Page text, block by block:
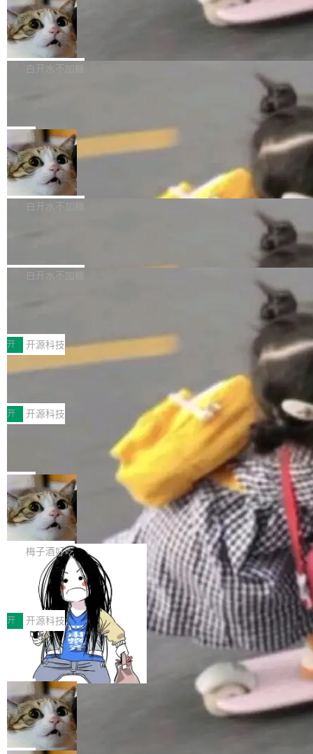
l 迁移或唤醒时，新宿主从 S3 恢复 SQLite 数据
库继续执行。存储库是持久化的唯一真相...
te 17 Pro、OPPO K15，要么是vivo X300 E这
样的次旗舰。 Galaxy Z Fold8 Ultra / Z Fold8 /
Z Flip8三款折叠屏新机均在7月22日发布，且全
部搭载骁龙8 Elite Gen5 for Galaxy，它们本该
本控制系统。目前处于 Early Access 阶段。 De
ltaDB 的核心思路直接写在 landing page 最显
眼的位置：「Software is made between com
mits」——软件是在 commit 之间写出来的。git
是把这段空隙补上。 回退到任何一次编辑：Delt
aDB 捕获 commit 之间的每一次操作，...
SpaceXAI 单季资本开支达 183 亿美元
根据风险投资人Tomer Tunguz 博客（VC 分
析）披露的最新分析与第二季度业绩报告，Spac
微软同期总资本开支的四成。 与亚马逊、Alpha
bet、微软以及 Meta 等传统科技巨头相比，Spa
ceXAI的资金消耗速度尤为引人瞩目。然而，支
撑庞大支出的资金来源却呈现出截然不同的面
貌。数据显示，微软和 Meta 主要依托充沛的经
白开水不加糖
一个在终端里运行的编程 agent；Muse Spark
1.2，驱动这个 agent 的新模型。一句话概括：
你可以用 curl -fsSL https://dev.meta.ai/install.
sh | bash 安装一个能在大项目里自动规划、写
代码、验证结果的 AI 终端工具。 据介绍，Muse
个主 agent 循环，外加一组后台 agent。这些后
局
美团开源 LoHoSearch，用知识图谱校
准 AI 能力认知
机器出题的前提，是让机器拥有全局视野。整个
构建流程可以分为四个环节：建图 → 控制难度
白开水不加糖
库，并将作为transport接入Mooncake TENT。
MPComm将作为一种传输引擎接入Mooncake T
ENT，实现零拷贝传输性能提升30%、非零拷贝
传输性能最高提升5倍。UCL-MPComm底层基
于自研UCL-Engine通信引擎，后续腾讯网平将
持续开源更多基于UCL-Engine的高性能通信组
件。 腾讯网平团队在UCL-MPComm中实现了一
个独立于业务线程的全局通信引擎（Engine），
白开水不加糖
型案例入选名单》，深信服“面向企业研发场景的
开源 AI 编程平台 CoStrict 应用”凭借卓越的技术
创新与落地成效成功入选。 全链路私有化部署，
助力企业AI研发安全落地 当前，越来越多企业已
经开始引入 AI Coding 工具，通过调用公有云模
型或企业内部部署模型提升研发效率。但随着 AI
Coding 从个人辅助工具逐步走向团队级、组织
级应用，企业在规模化落地过程中，对安全性、
可控性和代码质量提出了更高要求。 首先是数据
安全与合规要求。对于大多数普通研发场景，公
有云模型能够满足快速试用和效率提升的需求。
但对于金融、能源、医疗等对数据安全要求较...
开 开源科技
深信服AI算力网关入选工信部人工智能
前不久，工业和信息化部正式发布《2025年人工
智能应用典型案例名单》，集中展示人工智能在
各领域的应用成果，覆盖技术底座、行业赋能、
产品应用、支撑保障、专题等五大方向。深信服
AI算力网关（AI创新平台）成功入选！ 随着各行
各业的Agent走向规模化建设，算力构成形态逐
渐丰富，用户关注的重点也在发生变化：不只是
让AI用起来，还要进一步看清混合算力时代下，
Token花在哪里、算力是否被充分利用，以及持
续增长的AI成本该如何优化。 深信服AI算力网关
正是围绕这些实际问题，从Token治理和成本治
理两个方面，让用户的每一份算力都看得清、管
得住、用得稳、省得下、更安全！ 一、从现在开
始，Token使用一目...
开 开源科技
Jeff Dean 离开 Google：一个时代的结
束，一个实验室的开始
Google 员工编号 20。MapReduce 作者之一。
Bigtable 作者之一。TensorFlow 的作者之一。
Gemini 的架构师。Google 首席科学家。 Jeff D
ean 在 Google 工作了 27 年后，宣布离职。 他
不是一个人走。一同离开的还有 Sanjay Ghema
wat（Google 员工编号 23，Jeff Dean 二十多
年的编程搭档，MapReduce 和 Bigtable 的共同
作者）、Quoc Le（Google 大脑核心成员，Se
q2Seq 和 DocAI 的共同发明人）以及 Oriol Vin
yals（Gemini 联合负责人，AlphaSta...
局
🔥 SolonCode v2026.8.4 发布：界面
字体可调、22 种语言、记忆搜索增强
打开终端就能上岗的全中文编码智能体，这一轮
把「看得清、用母语、记得住」三件事一次补
齐。 SolonCode 是什么 SolonCode 是杭州无
耳科技研发的企业级终端编码智能体——一位全
中文驱动的数字员工，自主理解需求、规划步
骤、编写代码。不挑模型、不挑平台，curl 一行
装完即用。 开源地址：Gitee · GitCode · GitHu
b 安装 支持 Java 8+（8~26）、macOS / Linu
x / Windows / Harmony PC。 # macOS / Linu
x / Harmony PC curl -fsSL https://solon.noea
r.org/solon...
梅子酒好吃
让“代码语义理解”深度释放AI Coding
价值潜能：华为云码道（CodeArts）
代码仓技术解析
一、代码仓深度理解技术的作用与价值 在软件工
程实践中，代码仓是企业核心知识资产的主要载
体。企业级代码仓库通常包含数十万乃至数百万
个文件，其规模远超单次模型调用可承载的上下
文窗口。随着项目规模的持续扩张与代码历史的
不断累积，代码仓中的模块关系、接口契约、业
务逻辑等关键信息往往分散于数十乃至数百个文
件之中，形成高度复杂的知识关联网络。传统的
代码检索手段（如关键词匹配、目录遍历）仅能
开 开源科技
一条“删库”命令跑 17 小时，算法工程
师删光 89TB 数据只为干私活
最高人民检察院8月4日公布了一起案件：北京一
名90后算法工程师王某，为了给自己接的私活腾
服务器空间，删光了公司AI游戏部门的全部核心
数据。 王某2024年1月入职东城区某科技公司AI
短剧部门，有互联网大厂背景。在公司内部架构
局
Cloudflare 分享推理优化实践：KV ca
che 量化 + 权重压缩，吞吐量提升 4
Kimi 和 GLM 是当前最强的大模型系列之一，但